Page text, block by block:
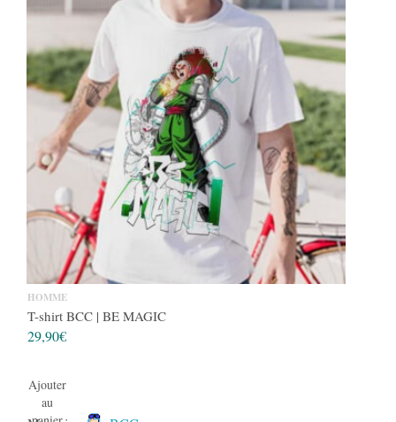
HOMME
T-shirt BCC | BE MAGIC
29,90€
Ajouter
au